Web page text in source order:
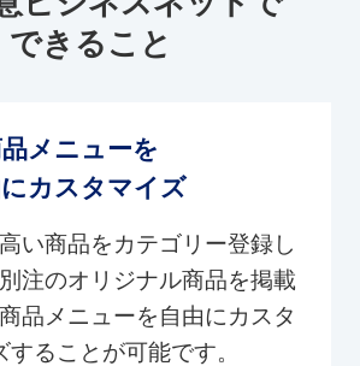
できること
メニューを
カスタマイズ
い商品をカテゴリー登録し
注のオリジナル商品を掲載
品メニューを自由にカスタ
することが可能です。